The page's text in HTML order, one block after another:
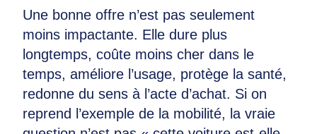
Une bonne offre n’est pas seulement
moins impactante. Elle dure plus
longtemps, coûte moins cher dans le
temps, améliore l’usage, protège la santé,
redonne du sens à l’acte d’achat. Si on
reprend l’exemple de la mobilité, la vraie